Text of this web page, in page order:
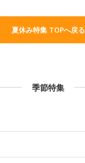
夏休み特集 TOPへ戻る
季節特集